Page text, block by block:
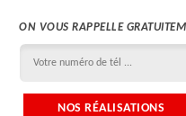
ON VOUS RAPPELLE
NOS RÉALISATIONS